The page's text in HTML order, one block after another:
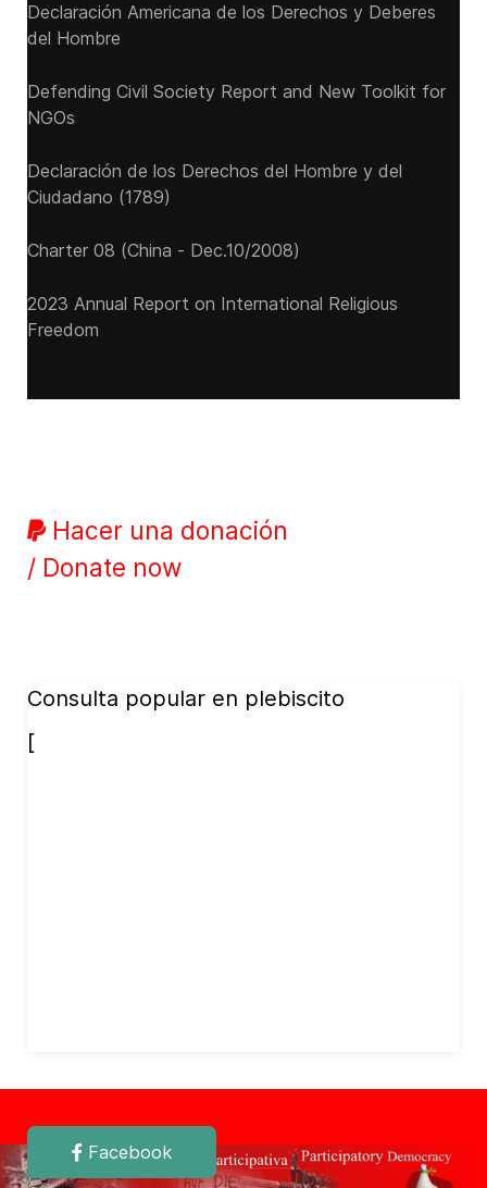
Declaración Americana de los Derechos y Deberes
del Hombre
Defending Civil Society Report and New Toolkit for
NGOs
Declaración de los Derechos del Hombre y del
Ciudadano (1789)
Charter 08 (China - Dec.10/2008)
2023 Annual Report on International Religious
Freedom
Hacer una donación
/ Donate now
Consulta popular en plebiscito
[
Facebook